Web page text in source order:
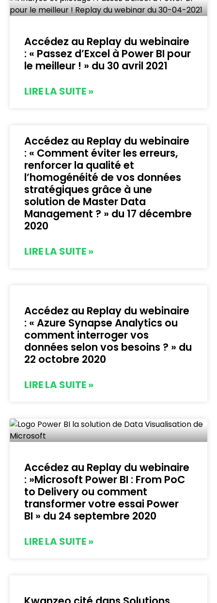
Accédez au Replay du webinaire
: « Passez d’Excel à Power BI pour
le meilleur ! » du 30 avril 2021
LIRE LA SUITE »
Accédez au Replay du webinaire
: « Comment éviter les erreurs,
renforcer la qualité et
l’homogénéité de vos données
stratégiques grâce à une
solution de Master Data
Management ? » du 17 décembre
2020
LIRE LA SUITE »
Accédez au Replay du webinaire
: « Azure Synapse Analytics ou
comment interroger vos
données selon vos besoins ? » du
22 octobre 2020
LIRE LA SUITE »
Accédez au Replay du webinaire
: »Microsoft Power BI : From PoC
to Delivery ou comment
transformer votre essai Power
BI » du 24 septembre 2020
LIRE LA SUITE »